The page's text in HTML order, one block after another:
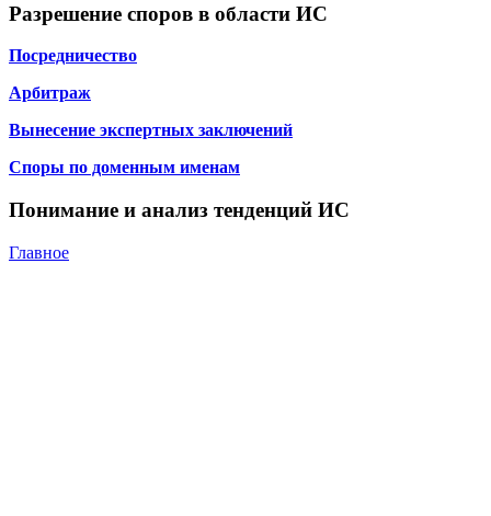
Разрешение споров в области ИС
Посредничество
Арбитраж
Вынесение экспертных заключений
Споры по доменным именам
Понимание и анализ тенденций ИС
Главное